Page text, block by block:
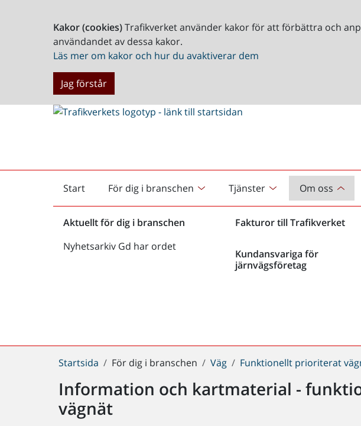
Kakor (cookies)Trafikverket använder kakor för att förbättra och
användandet av dessa kakor.
Läs mer om kakor och hur du avaktiverar dem
Jag förstår
Start
Startsida För dig i branschen Tjänster Om oss
Aktuellt för dig i branschen
Nyhetsarkiv Gd har ordet
Fakturor till Trafikverket
Kundansvariga för
järnvägsföretag
Du
här:
Startsida För dig i branschen Väg Funktionellt prioriterat
Information och kartmaterial -
vägnät